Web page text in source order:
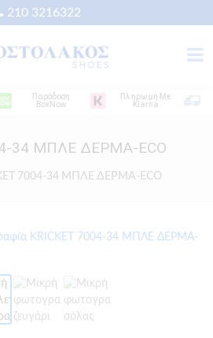
210 3216322
Παράδοση
BoxNow
Πληρωμή Με
Klarna
34 ΜΠΛΕ ΔΕΡΜΑ-ECO
7004-34 ΜΠΛΕ ΔΕΡΜΑ-ECO